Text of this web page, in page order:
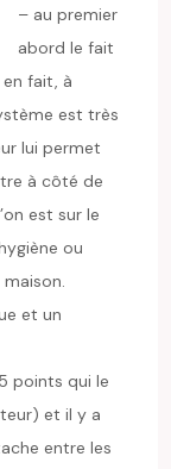
– au premier
abord le fait
en fait, à
est très
lui permet
à côté de
est sur le
ou
maison.
et un
points qui le
et il y a
entre les